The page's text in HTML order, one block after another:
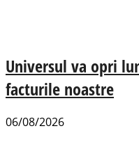
Universul va opri
facturile noastre
06/08/2026